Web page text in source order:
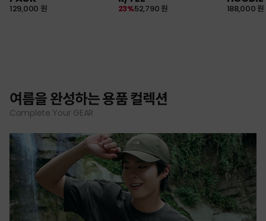
129,000 원 52,790 원
23% 188,000 원
여름을 완성하는 용품 컬렉션
Complete Your GEAR